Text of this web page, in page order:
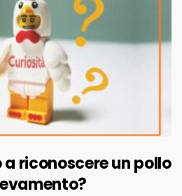
riconoscere un pollo